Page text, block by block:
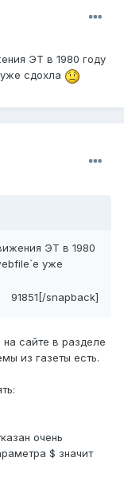
ЭТ в 1980 году
сдохла
ЭТ в 1980
уже
91851[/snapback]
на сайте в разделе
из газеты есть.
очень
$ значит